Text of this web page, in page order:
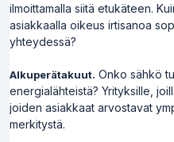
ilmoittamalla siitä etukäteen.
asiakkaalla oikeus irtisanoa
yhteydessä?
Alkuperätakuut. Onko sähkö
energialähteistä? Yrityksille,
joiden asiakkaat arvostavat
merkitystä.